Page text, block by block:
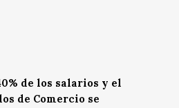
de los salarios y el
de Comercio se